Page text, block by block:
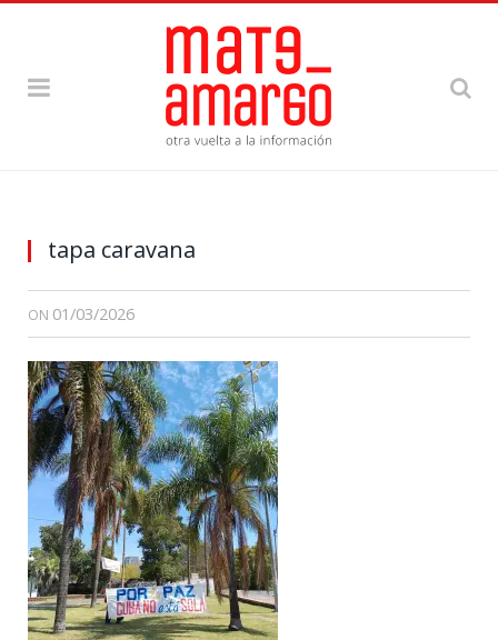
tapa caravana
ON 01/03/2026